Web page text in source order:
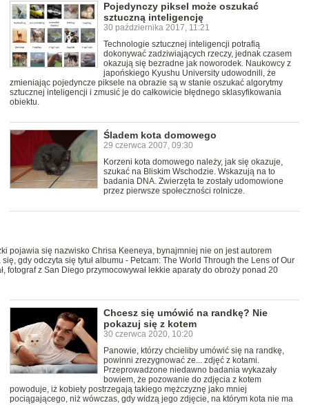
Pojedynczy piksel może oszukać
sztuczną inteligencję
30 października 2017, 11:21
Technologie sztucznej inteligencji potrafią
dokonywać zadziwiających rzeczy, jednak czasem
okazują się bezradne jak noworodek. Naukowcy z
japońskiego Kyushu University udowodnili, że
zmieniając pojedyncze piksele na obrazie są w stanie oszukać algorytmy
sztucznej inteligencji i zmusić je do całkowicie błędnego sklasyfikowania
obiektu.
Śladem kota domowego
29 czerwca 2007, 09:30
Korzeni kota domowego należy, jak się okazuje,
szukać na Bliskim Wschodzie. Wskazują na to
badania DNA. Zwierzęta te zostały udomowione
przez pierwsze społeczności rolnicze.
pojawia się nazwisko Chrisa Keeneya, bynajmniej nie on jest autorem
gdy odczyta się tytuł albumu - Petcam: The World Through the Lens of Our
fotograf z San Diego przymocowywał lekkie aparaty do obroży ponad 20
Chcesz się umówić na randkę? Nie
pokazuj się z kotem
30 czerwca 2020, 10:20
Panowie, którzy chcieliby umówić się na randkę,
powinni zrezygnować ze... zdjęć z kotami.
Przeprowadzone niedawno badania wykazały
bowiem, że pozowanie do zdjęcia z kotem
powoduje, iż kobiety postrzegają takiego mężczyznę jako mniej
pociągającego, niż wówczas, gdy widzą jego zdjęcie, na którym kota nie ma